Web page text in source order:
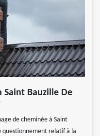
Saint Bauzille De
de cheminée à Saint
questionnement relatif à la